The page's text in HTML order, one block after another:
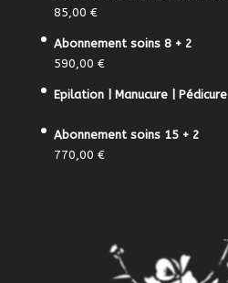
85,00 €
Abonnement soins 8 + 2
590,00 €
Epilation | Manucure | Pédicure
Abonnement soins 15 + 2
770,00 €